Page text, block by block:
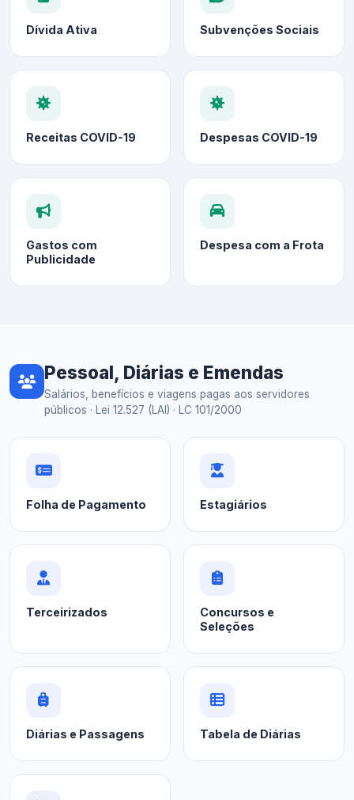
Dívida Ativa Subvenções Sociais
Receitas COVID-19 Despesas COVID-19
Gastos com
Publicidade
Despesa com a Frota
Pessoal, Diárias e Emendas
Salários, benefícios e viagens pagas aos servidores
públicos · Lei 12.527 (LAI) · LC 101/2000
Folha de Pagamento Estagiários
Terceirizados
Concursos e
Seleções
Diárias e Passagens Tabela de Diárias